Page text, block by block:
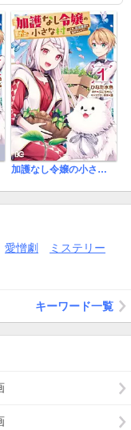
加護なし令嬢の小さな村 ～さあ、領地運営を始めましょう！～
愛憎劇
ミステリー
キーワード一覧